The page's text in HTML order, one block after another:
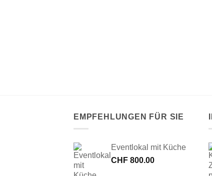
EMPFEHLUNGEN FÜR SIE
Eventlokal mit Küche
CHF 800.00